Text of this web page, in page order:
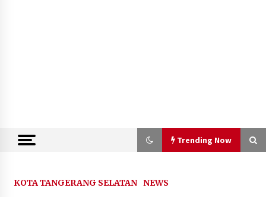
Trending Now
KOTA TANGERANG SELATAN NEWS